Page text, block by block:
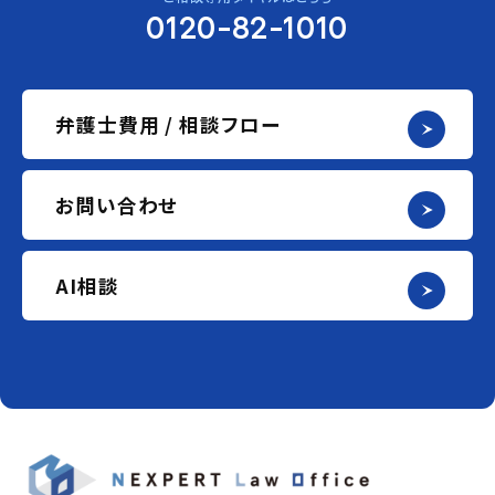
0120-82-1010
弁護士費用 / 相談フロー
お問い合わせ
AI相談